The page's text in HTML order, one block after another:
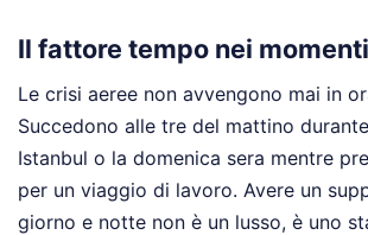
Il fattore tempo nei
Le crisi aeree non avvengono mai in
Succedono alle tre del mattino
Istanbul o la domenica sera mentre
per un viaggio di lavoro. Avere un
giorno e notte non è un lusso, è uno